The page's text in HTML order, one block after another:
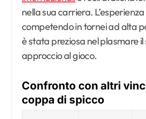
nella sua carriera.
competendo in tornei ad alta
è stata preziosa nel plasmare il
approccio al gioco.
Confronto con altri
coppa di spicco